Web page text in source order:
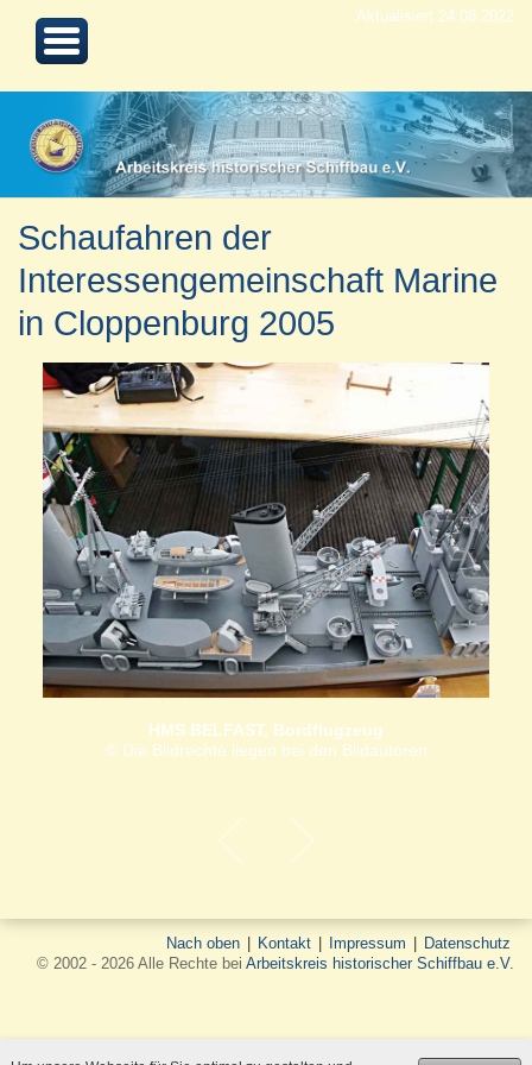
Aktualisiert 24.08.2022
Schaufahren der
Interessengemeinschaft Marine
in Cloppenburg 2005
HMS BELFAST, Bordflugzeug
© Die Bildrechte liegen bei den Bildautoren
Nach oben Kontakt Impressum
Datenschutz
© 2002 - 2026 Alle Rechte bei Arbeitskreis historischer Schiffbau e.V.